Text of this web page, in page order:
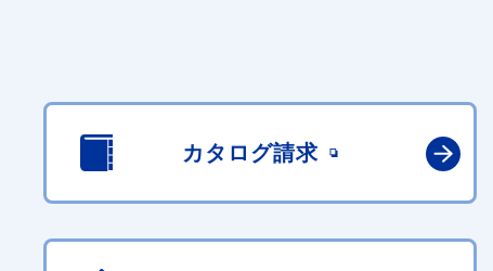
カタログ請求